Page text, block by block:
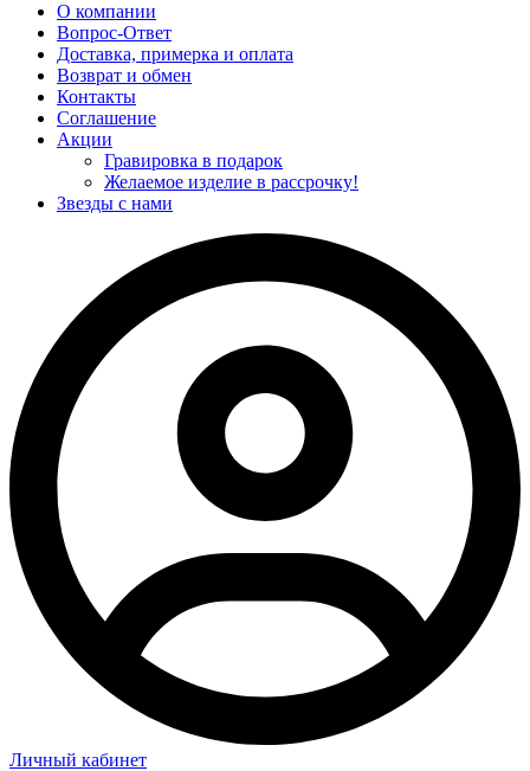
О компании
Вопрос-Ответ
Доставка, примерка и оплата
Возврат и обмен
Контакты
Соглашение
Акции
Гравировка в подарок
Желаемое изделие в рассрочку!
Звезды с нами
Личный кабинет